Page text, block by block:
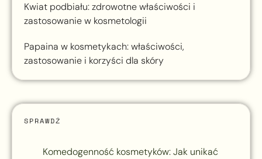
Kwiat podbiału: zdrowotne właściwości i
zastosowanie w kosmetologii
Papaina w kosmetykach: właściwości,
zastosowanie i korzyści dla skóry
SPRAWDŹ
Komedogenność kosmetyków: Jak unikać